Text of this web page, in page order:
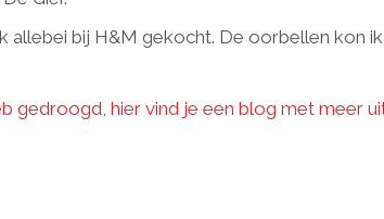
allebei bij H&M gekocht. De oorbellen kon
gedroogd, hier vind je een blog met meer